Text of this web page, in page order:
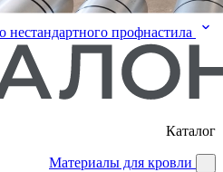
нестандартного профнастила
Каталог
Материалы для кровли